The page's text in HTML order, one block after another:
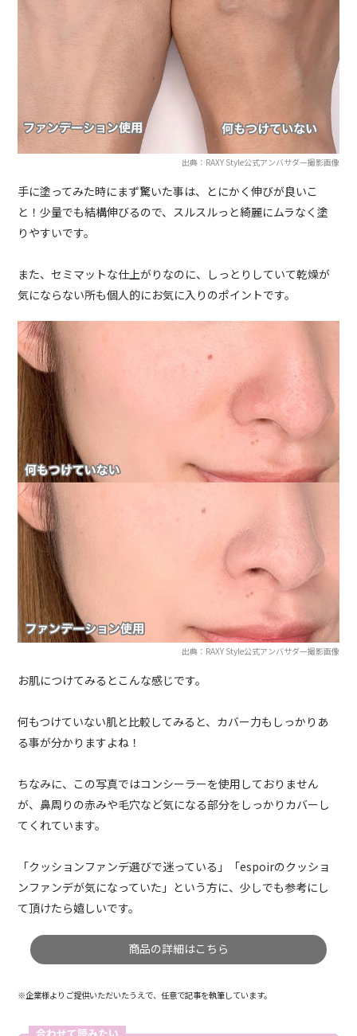
出典：RAXY Style公式アンバサダー撮影画像
手に塗ってみた時にまず驚いた事は、とにかく伸びが良いこ
と！少量でも結構伸びるので、スルスルっと綺麗にムラなく塗
りやすいです。
また、セミマットな仕上がりなのに、しっとりしていて乾燥が
気にならない所も個人的にお気に入りのポイントです。
出典：RAXY Style公式アンバサダー撮影画像
お肌につけてみるとこんな感じです。
何もつけていない肌と比較してみると、カバー力もしっかりあ
る事が分かりますよね！
ちなみに、この写真ではコンシーラーを使用しておりません
が、鼻周りの赤みや毛穴など気になる部分をしっかりカバーし
てくれています。
「クッションファンデ選びで迷っている」「espoirのクッショ
ンファンデが気になっていた」という方に、少しでも参考にし
て頂けたら嬉しいです。
商品の詳細はこちら
※企業様よりご提供いただいたうえで、任意で記事を執筆しています。
合わせて読みたい